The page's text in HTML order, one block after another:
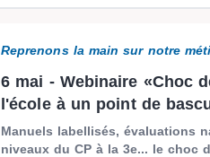
Reprenons la main sur notre
6 mai - Webinaire «Choc
l'école à un point de
Manuels labellisés, évaluations
niveaux du CP à la 3e... le choc